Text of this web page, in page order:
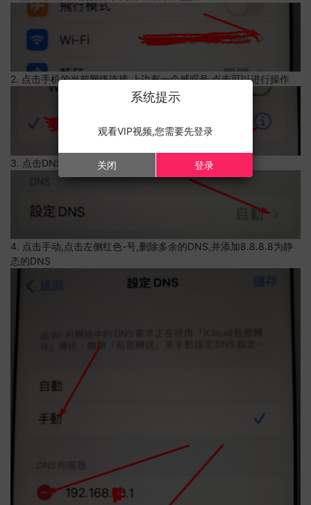
2. 点击手机的当前网络连接,上边有一个感叹号,点击可以进行操作
3. 点击DNS设置
4. 点击手动,点击左侧红色-号,删除多余的DNS,并添加8.8.8.8为静
态的DNS
系统提示
观看VIP视频,您需要先登录
关闭 登录